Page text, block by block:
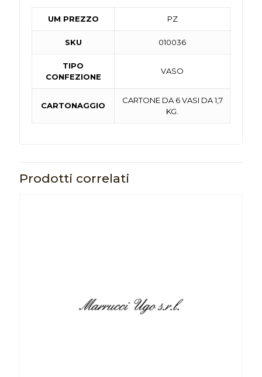
UM PREZZO PZ
SKU 010036
TIPO
CONFEZIONE
VASO
CARTONAGGIO
CARTONE DA 6 VASI DA 1,7
KG.
Prodotti correlati